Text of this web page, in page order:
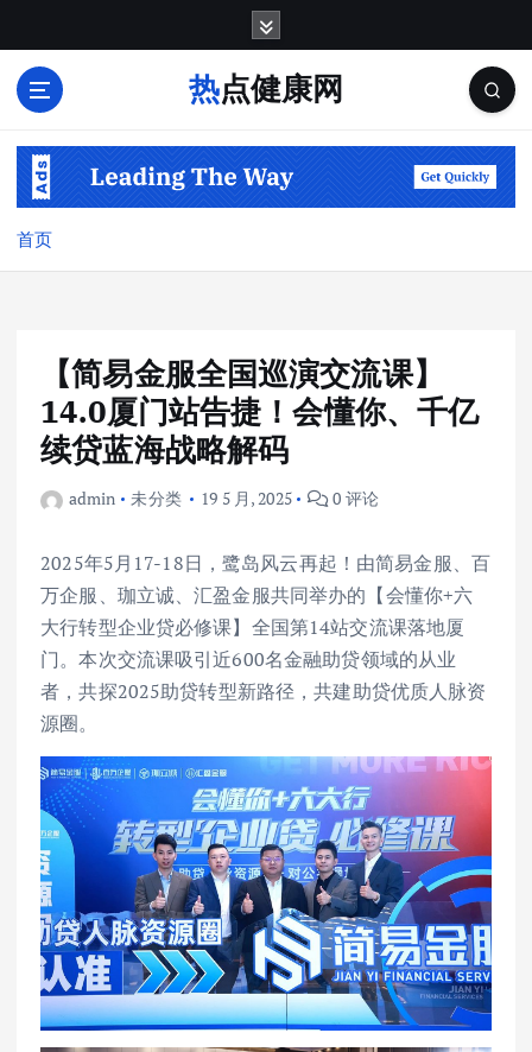
热点健康网
首页
【简易金服全国巡演交流课】
14.0厦门站告捷！会懂你、千亿
续贷蓝海战略解码
admin 未分类 19 5 月, 2025 0 评论
2025年5月17-18日，鹭岛风云再起！由简易金服、百
万企服、珈立诚、汇盈金服共同举办的【会懂你+六
大行转型企业贷必修课】全国第14站交流课落地厦
门。本次交流课吸引近600名金融助贷领域的从业
者，共探2025助贷转型新路径，共建助贷优质人脉资
源圈。